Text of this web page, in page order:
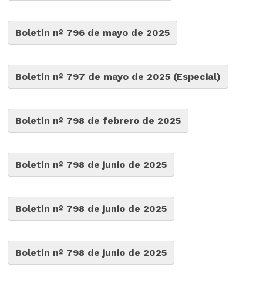
Boletín nº 796 de mayo de 2025
Boletín nº 797 de mayo de 2025 (Especial)
Boletín nº 798 de febrero de 2025
Boletín nº 798 de junio de 2025
Boletín nº 798 de junio de 2025
Boletín nº 798 de junio de 2025